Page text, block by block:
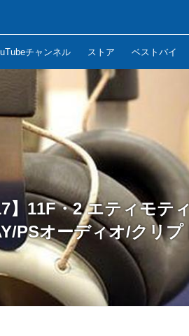
チャンネル ストア ベストバイ
】11F・2 エティモテ
PSオーディオ/クリプ